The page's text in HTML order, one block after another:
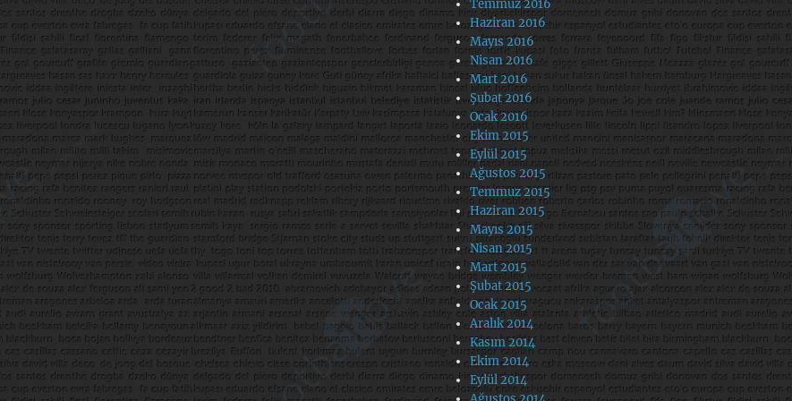
Temmuz 2016
Haziran 2016
Mayıs 2016
Nisan 2016
Mart 2016
Şubat 2016
Ocak 2016
Ekim 2015
Eylül 2015
Ağustos 2015
Temmuz 2015
Haziran 2015
Mayıs 2015
Nisan 2015
Mart 2015
Şubat 2015
Ocak 2015
Aralık 2014
Kasım 2014
Ekim 2014
Eylül 2014